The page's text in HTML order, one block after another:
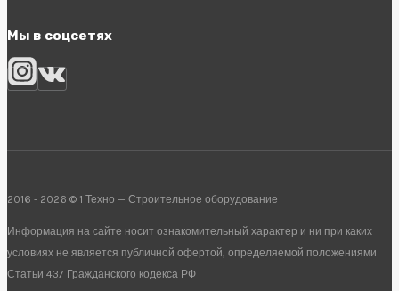
Мы в соцсетях
2016 - 2026 © 1 Техно — Строительное оборудование
Информация на сайте носит ознакомительный характер и ни при каких
условиях не является публичной офертой, определяемой положениями
Статьи 437 Гражданского кодекса РФ